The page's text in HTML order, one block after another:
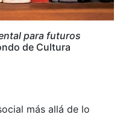
para futuros
de Cultura
más allá de lo